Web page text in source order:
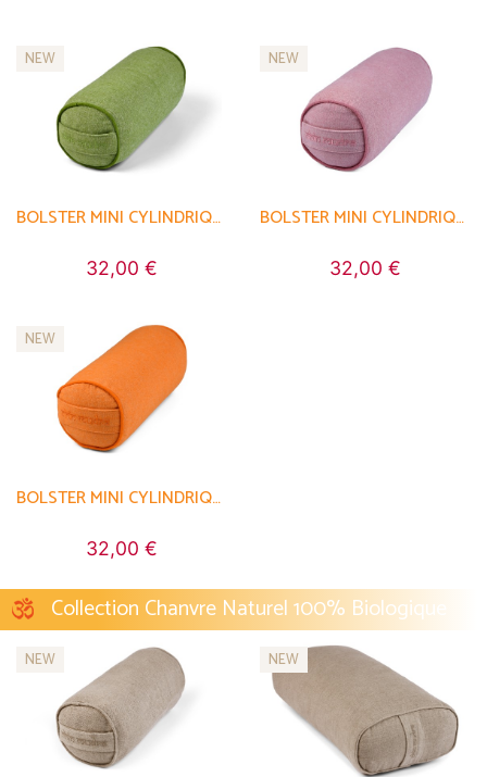
NEW
BOLSTER MINI CYLINDRIQUE EN CHAMBRAY DE COTON BIOLOGIQUE - ÉPEAUTRE
32,00 €
NEW
BOLSTER MINI CYLINDRIQUE EN CHAMBRAY DE COTON BIOLOGIQUE - ÉPEAUTRE
32,00 €
NEW
BOLSTER MINI CYLINDRIQUE EN CHAMBRAY DE COTON BIOLOGIQUE - ÉPEAUTRE
32,00 €
Collection Chanvre Naturel 100% Biologique
NEW NEW